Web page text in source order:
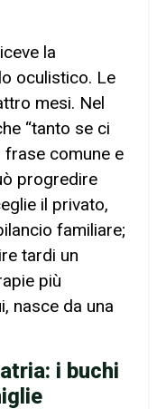
la
oculistico. Le
mesi. Nel
“tanto se ci
frase comune e
progredire
il privato,
familiare;
tardi un
più
nasce da una
i buchi